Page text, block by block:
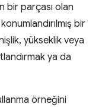
bir parçası olan
bir
yükseklik veya
ya da
örneğini